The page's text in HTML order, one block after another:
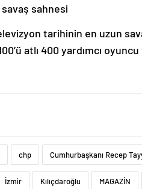
sahnesi
tarihinin en uzun
atlı 400 yardımcı oyuncu
chp Cumhurbaşkanı Recep
İzmir Kılıçdaroğlu MAGAZİN